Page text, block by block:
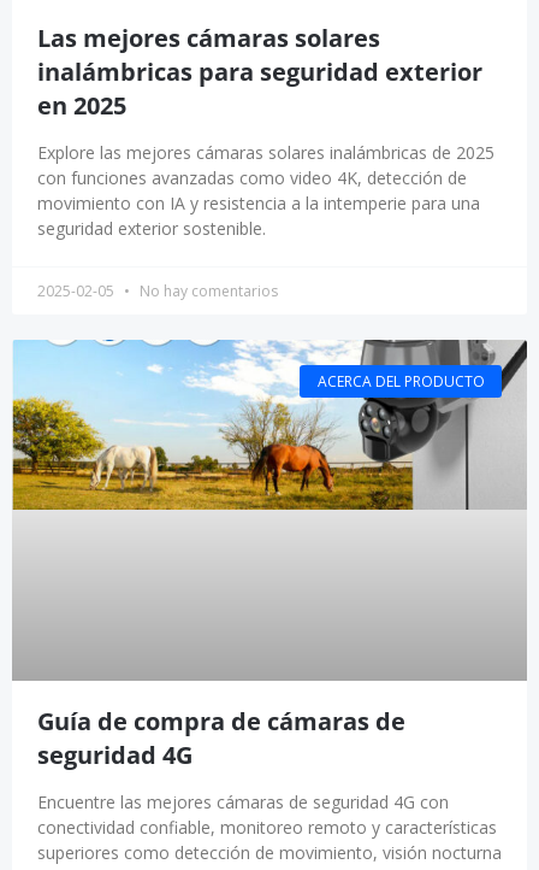
Las mejores cámaras solares
inalámbricas para seguridad exterior
en 2025
Explore las mejores cámaras solares inalámbricas de 2025
con funciones avanzadas como video 4K, detección de
movimiento con IA y resistencia a la intemperie para una
seguridad exterior sostenible.
2025-02-05 No hay comentarios
ACERCA DEL PRODUCTO
Guía de compra de cámaras de
seguridad 4G
Encuentre las mejores cámaras de seguridad 4G con
conectividad confiable, monitoreo remoto y características
superiores como detección de movimiento, visión nocturna